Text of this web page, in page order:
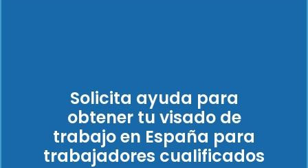
Solicita ayuda para
obtener tu visado de
trabajo en España para
trabajadores cualificados